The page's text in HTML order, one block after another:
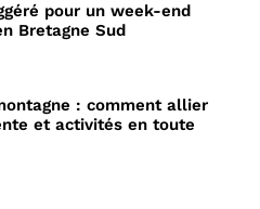
pour un week-end
Bretagne Sud
: comment allier
et activités en toute